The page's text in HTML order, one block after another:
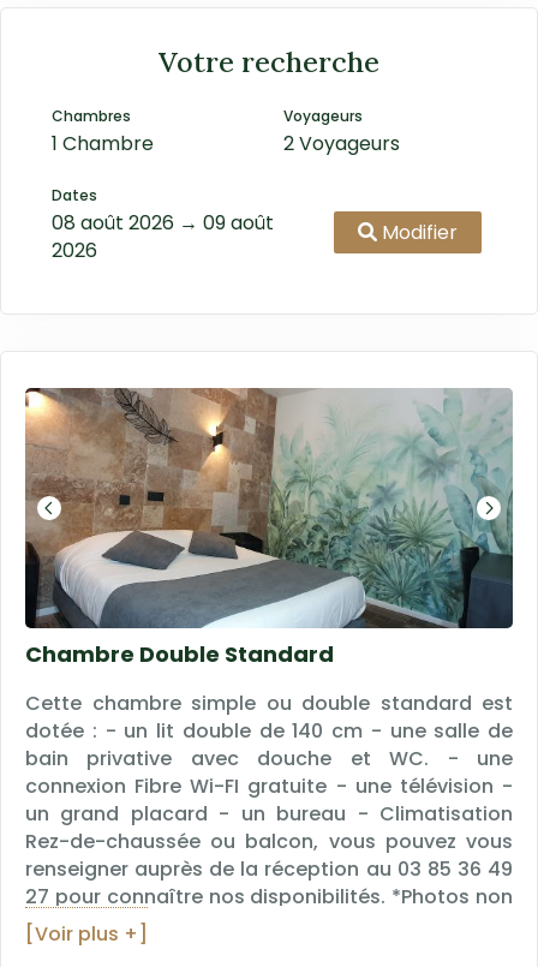
Votre recherche
Chambres
1 Chambre
Voyageurs
2 Voyageurs
Dates
08 août 2026 → 09 août
2026
Modifier
Chambre Double Standard
Cette chambre simple ou double standard est
dotée : - un lit double de 140 cm - une salle de
bain privative avec douche et WC. - une
connexion Fibre Wi-FI gratuite - une télévision -
un grand placard - un bureau - Climatisation
Rez-de-chaussée ou balcon, vous pouvez vous
renseigner auprès de la réception au 03 85 36 49
27 pour connaître nos disponibilités. *Photos non
contractuelles, correspond à la catégorie de
"chambre double Standard", la décoration est
[Voir plus +]